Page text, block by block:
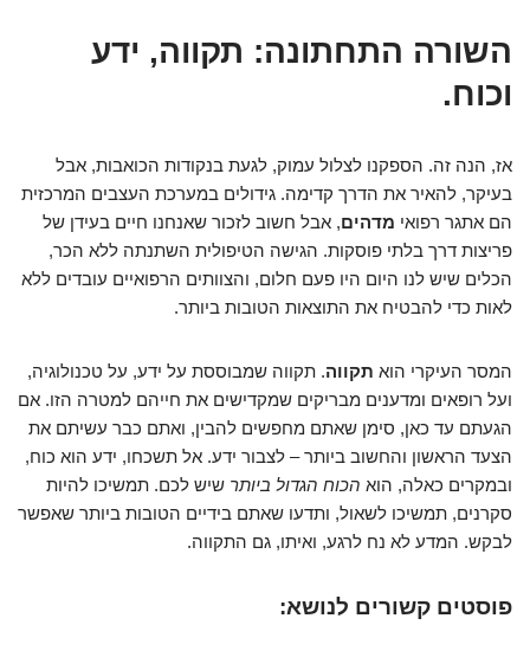
השורה התחתונה: תקווה, ידע
וכוח.
אז, הנה זה. הספקנו לצלול עמוק, לגעת בנקודות הכואבות, אבל
בעיקר, להאיר את הדרך קדימה. גידולים במערכת העצבים המרכזית
הם אתגר רפואי מדהים, אבל חשוב לזכור שאנחנו חיים בעידן של
פריצות דרך בלתי פוסקות. הגישה הטיפולית השתנתה ללא הכר,
הכלים שיש לנו היום היו פעם חלום, והצוותים הרפואיים עובדים ללא
לאות כדי להבטיח את התוצאות הטובות ביותר.
המסר העיקרי הוא תקווה. תקווה שמבוססת על ידע, על טכנולוגיה,
ועל רופאים ומדענים מבריקים שמקדישים את חייהם למטרה הזו. אם
הגעתם עד כאן, סימן שאתם מחפשים להבין, ואתם כבר עשיתם את
הצעד הראשון והחשוב ביותר – לצבור ידע. אל תשכחו, ידע הוא כוח,
ובמקרים כאלה, הוא הכוח הגדול ביותר שיש לכם. תמשיכו להיות
סקרנים, תמשיכו לשאול, ותדעו שאתם בידיים הטובות ביותר שאפשר
לבקש. המדע לא נח לרגע, ואיתו, גם התקווה.
פוסטים קשורים לנושא: